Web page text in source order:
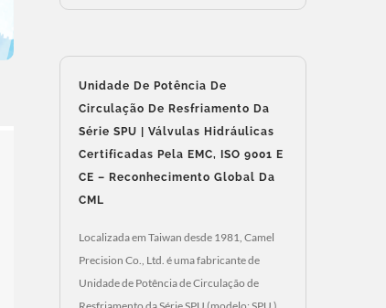
Unidade De Potência De
Circulação De Resfriamento Da
Série SPU | Válvulas Hidráulicas
Certificadas Pela EMC, ISO 9001 E
CE – Reconhecimento Global Da
CML
Localizada em Taiwan desde 1981, Camel
Precision Co., Ltd. é uma fabricante de
Unidade de Potência de Circulação de